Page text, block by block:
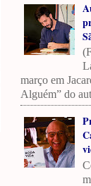
março em
Alguém” do